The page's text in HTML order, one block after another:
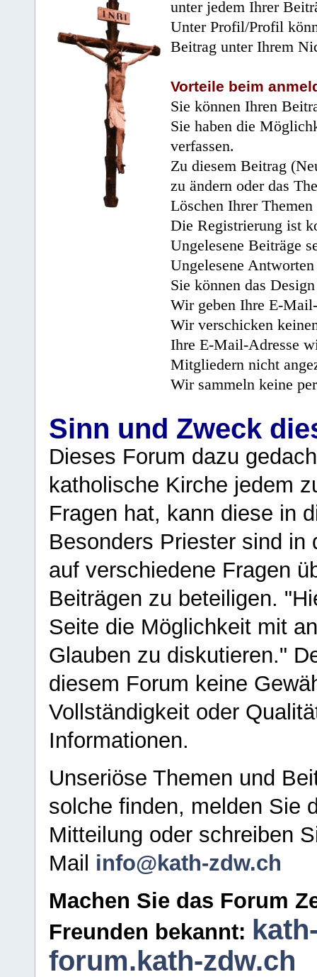
unter jedem Ihrer
Unter Profil/Profil
Beitrag unter Ihrem
Vorteile beim
Sie können Ihren
Sie haben die
verfassen.
Zu diesem Beitrag
zu ändern oder das
Löschen Ihrer
Die Registrierung ist
Ungelesene Beiträge
Ungelesene
Sie können das
Wir geben Ihre E-
Wir verschicken
Ihre E-Mail-Adresse
Mitgliedern nicht
Wir sammeln keine
Sinn und Zweck
Dieses Forum dazu
katholische Kirche jedem
Fragen hat, kann diese in
Besonders Priester sind in
auf verschiedene Fragen
Beiträgen zu beteiligen.
Seite die Möglichkeit mit
Glauben zu diskutieren."
diesem Forum keine
Vollständigkeit oder
Informationen.
Unseriöse Themen und
solche finden, melden Sie
Mitteilung oder schreiben
Mail info@kath-zdw.ch
Machen Sie das Forum
Freunden bekannt:
forum.kath-zdw.ch